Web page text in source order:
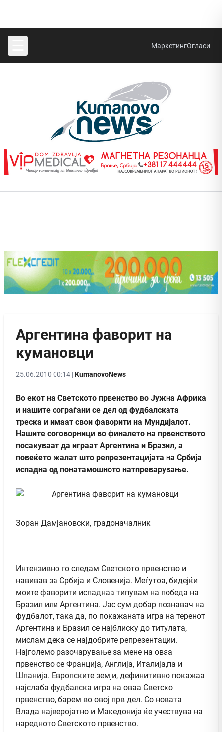
МаркетингОгласи
Аргентина фаворит на
кумановци
25.06.2010 00:14 |KumanovoNews
Во екот на Светското првенство во Јужна Африка
и нашите сограѓани се дел од фудбалската
треска и имаат свои фаворити на Мундијалот.
Нашите соговорници во финалето на првенството
посакуваат да играат Аргентина и Бразил, а
повеќето жалат што репрезентацијата на Србија
испадна од понатамошното натпреварување.
Зоран Дамјановски, градоначалник
Интензивно го следам Светското првенство и
навивав за Србија и Словенија. Меѓутоа, бидејќи
моите фаворити испаднаа типувам на победа на
Бразил или Аргентина. Јас сум добар познавач на
фудбалот, така да, по покажаната игра на теренот
Аргентина и Бразил се најблиску до титулата,
мислам дека се најдобрите репрезентации.
Најголемо разочарување за мене на оваа
првенство се Франција, Англија, Италија,па и
Шпанија. Европските земји, дефинитивно покажаа
најслаба фудбалска игра на оваа Светско
првенство, барем во овој прв дел. Со новата
Влада најверојатно и Македонија ќе учествува на
наредното Светското првенство.